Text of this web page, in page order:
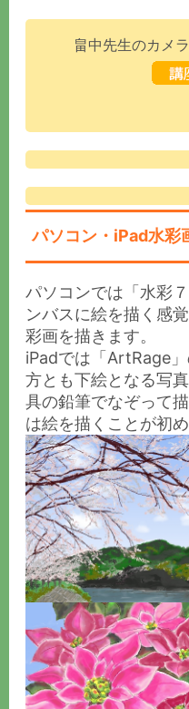
畠中先生のカメ
パソコン・iPad水彩
パソコンでは「水彩
ンバスに絵を描く感
彩画を描きます。
iPadでは「ArtRage
方とも下絵となる写
具の鉛筆でなぞって
は絵を描くことが初